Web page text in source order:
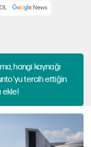
hangi kaynağı
tercih ettiğin
ekle!